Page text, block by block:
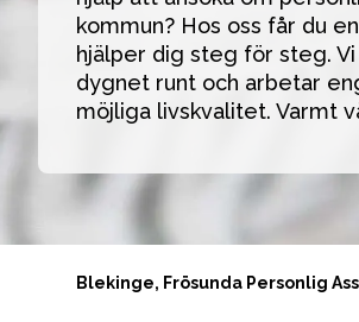
kommun? Hos oss får du
hjälper dig steg för steg.
dygnet runt och arbetar
möjliga livskvalitet. Varmt
Blekinge, Frösunda Personlig